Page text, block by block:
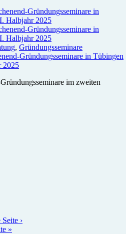
, Gründungsseminare
Gründungsseminare in Tübingen
2025
im zweiten
›
»